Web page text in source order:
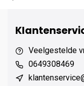
Veelgestelde
0649308469